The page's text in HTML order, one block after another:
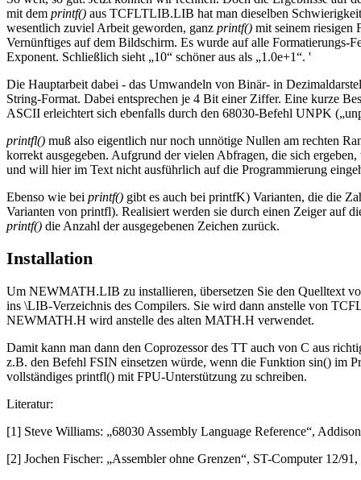
mit dem printf() aus TCFLTLIB.LIB hat man dieselben
wesentlich zuviel Arbeit geworden, ganz printf() mit seinem riesigen
Vernünftiges auf dem Bildschirm. Es wurde auf alle Formatierungs-
Exponent. Schließlich sieht „10“ schöner aus als „1.0e+1“. '
Die Hauptarbeit dabei - das Umwandeln von Binär- in
String-Format. Dabei entsprechen je 4 Bit einer Ziffer. Eine kurze
ASCII erleichtert sich ebenfalls durch den 68030-Befehl UNPK
printfl() muß also eigentlich nur noch unnötige Nullen am rechten
korrekt ausgegeben. Aufgrund der vielen Abfragen, die sich
und will hier im Text nicht ausführlich auf die Programmierung
Ebenso wie bei printf() gibt es auch bei printfK) Varianten, die die
Varianten von printfl). Realisiert werden sie durch einen Zeiger auf
printf() die Anzahl der ausgegebenen Zeichen zurück.
Installation
Um NEWMATH.LIB zu installieren, übersetzen Sie den Quelltext
ins \LIB-Verzeichnis des Compilers. Sie wird dann anstelle von
NEWMATH.H wird anstelle des alten MATH.H verwendet.
Damit kann man dann den Coprozessor des TT auch von C aus
z.B. den Befehl FSIN einsetzen würde, wenn die Funktion sin() im
vollständiges printfl() mit FPU-Unterstützung zu schreiben.
Literatur:
[1] Steve Williams: „68030 Assembly Language Reference“,
[2] Jochen Fischer: „Assembler ohne Grenzen“, ST-Computer 12/